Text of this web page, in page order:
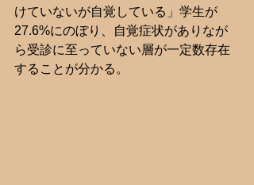
けていないが自覚している」学生が
27.6%にのぼり、自覚症状がありなが
ら受診に至っていない層が一定数存在
することが分かる。